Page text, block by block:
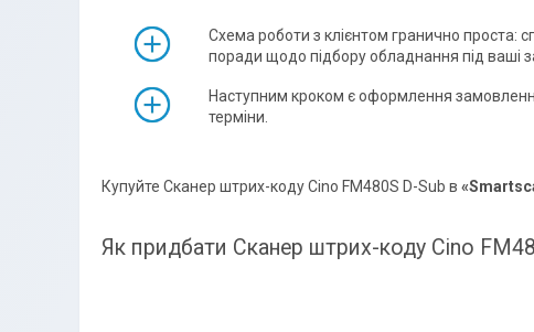
Схема роботи з клієнтом гранично проста:
поради щодо підбору обладнання під ваші
Наступним кроком є оформлення
терміни.
Купуйте Сканер штрих-коду Cino FM480S D-Sub в
Як придбати Сканер штрих-коду Cino